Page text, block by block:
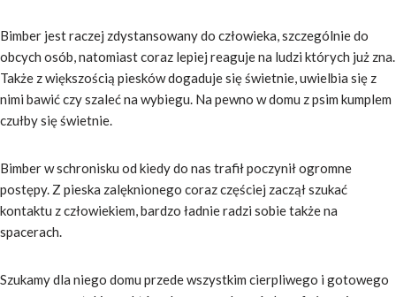
Bimber jest raczej zdystansowany do człowieka, szczególnie do
obcych osób, natomiast coraz lepiej reaguje na ludzi których już zna.
Także z większością piesków dogaduje się świetnie, uwielbia się z
nimi bawić czy szaleć na wybiegu. Na pewno w domu z psim kumplem
czułby się świetnie.
Bimber w schronisku od kiedy do nas trafił poczynił ogromne
postępy. Z pieska zalęknionego coraz częściej zaczął szukać
kontaktu z człowiekiem, bardzo ładnie radzi sobie także na
spacerach.
Szukamy dla niego domu przede wszystkim cierpliwego i gotowego